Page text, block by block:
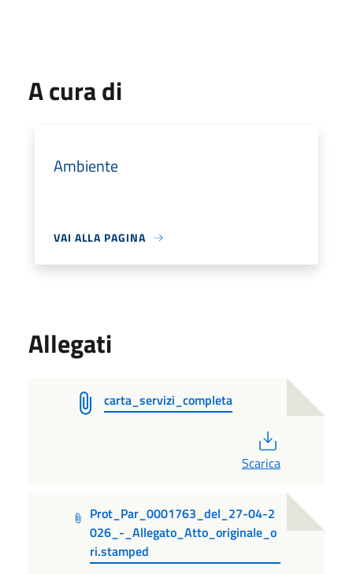
A cura di
Ambiente
VAI ALLA PAGINA
Allegati
carta_servizi_completa
Scarica
Prot_Par_0001763_del_27-04-2
026_-_Allegato_Atto_originale_o
ri.stamped